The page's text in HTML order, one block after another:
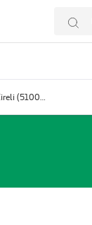
Prestador Mosaicum Espaço Clínico Eireli (51004355-5)